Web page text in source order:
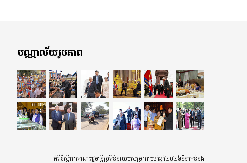
បណ្ណាល័យរូបភាព
អំពីទីស្តីការគណៈរដ្ឋមន្ត្រីប្រតិទិនឈប់សម្រាកប្រចាំឆ្នាំ២០២៦ទំនាក់ទំនង